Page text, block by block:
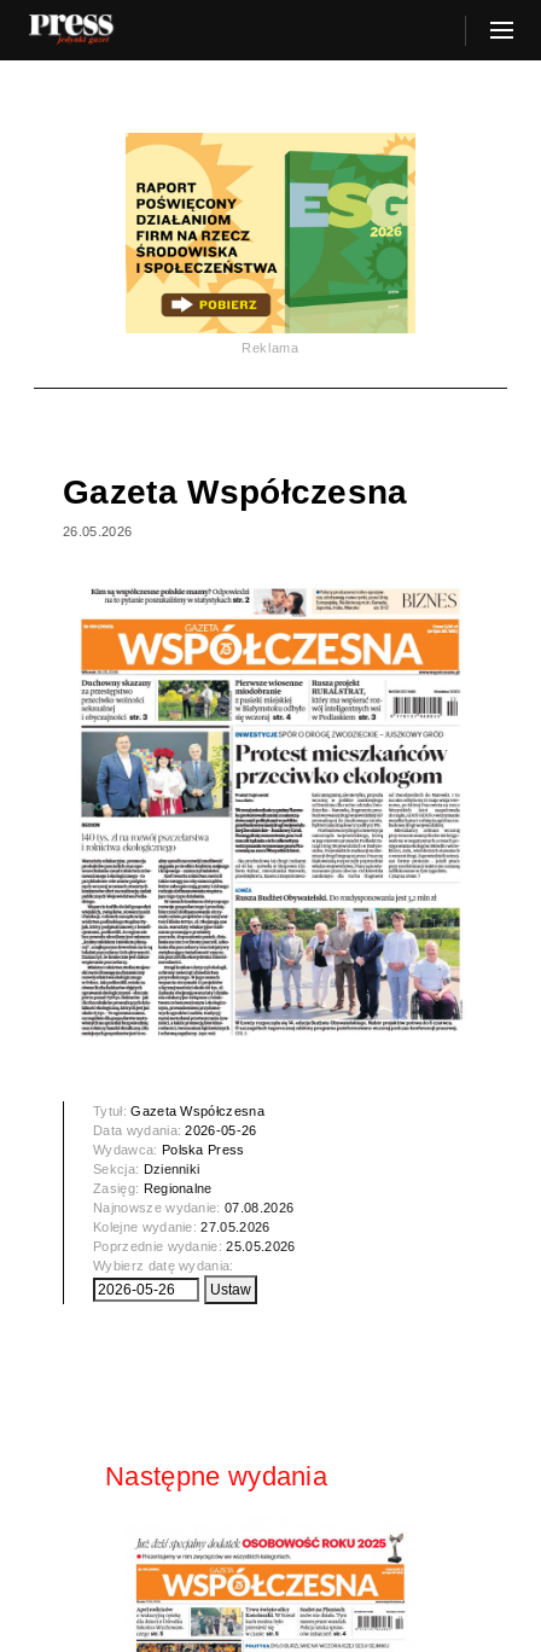
Reklama
Gazeta Współczesna
26.05.2026
Tytuł:Gazeta Współczesna
Data wydania:2026-05-26
Wydawca: Polska Press
Sekcja: Dzienniki
Zasięg: Regionalne
Najnowsze wydanie:07.08.2026
Kolejne wydanie:27.05.2026
Poprzednie wydanie:25.05.2026
Wybierz datę wydania:
Następne wydania